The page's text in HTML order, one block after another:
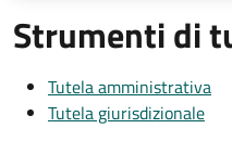
Strumenti di
Tutela amministrativa
Tutela giurisdizionale